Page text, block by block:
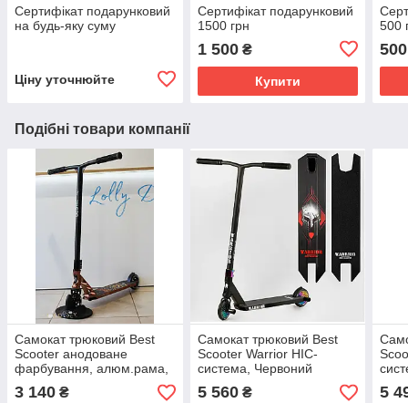
Сертифікат подарунковий
на будь-яку суму
Ціну уточнюйте
Сертифікат подарунковий
1500 грн
1 500₴
Купити
500
500
Подібні товари компанії
Самокат трюковий Best
Scooter анодоване
фарбування, алюм.рама,
Помаранчевий 53880
3 140 ₴
Самокат трюковий Best
Scooter Warrior HIC-
система, Червоний
Т-60738
5 560₴
МТ-
5